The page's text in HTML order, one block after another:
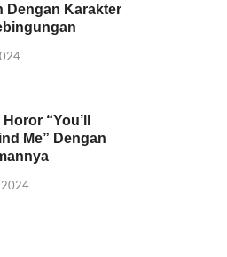
Dengan Karakter
“You’ll
Me” Dengan
2024